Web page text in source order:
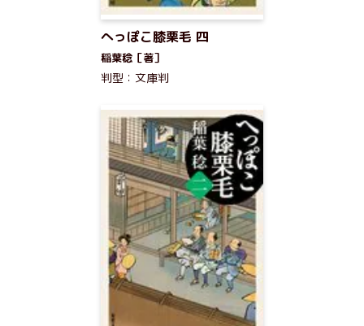
へっぽこ膝栗毛 四
稲葉稔［著］
判型：文庫判